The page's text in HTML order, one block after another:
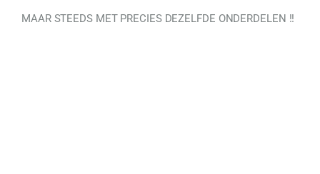
MAAR STEEDS MET PRECIES DEZELFDE ONDERDELEN !!